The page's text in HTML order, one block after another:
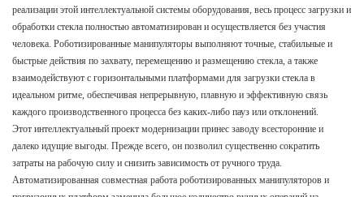
реализации этой интеллектуальной системы оборудования, весь процесс загрузки и
обработки стекла полностью автоматизирован и осуществляется без участия
человека. Роботизированные манипуляторы выполняют точные, стабильные и
быстрые действия по захвату, перемещению и размещению стекла, а также
взаимодействуют с горизонтальными платформами для загрузки стекла в
идеальном ритме, обеспечивая непрерывную, плавную и эффективную связь
каждого производственного процесса без каких-либо пауз или отклонений.
Этот интеллектуальный проект модернизации принес заводу всесторонние и
далеко идущие выгоды. Прежде всего, он позволил существенно сократить
затраты на рабочую силу и снизить зависимость от ручного труда.
Автоматизированная совместная работа роботизированных манипуляторов и